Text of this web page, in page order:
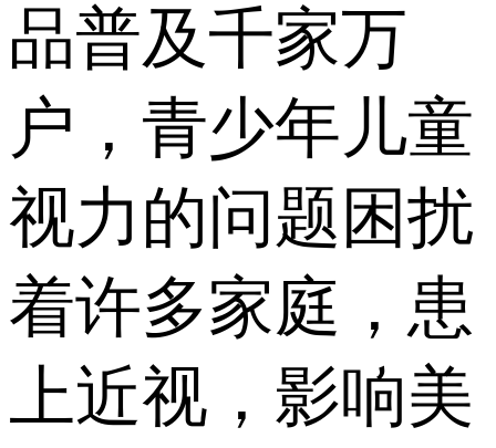
品普及千家万
户，青少年儿童
视力的问题困扰
着许多家庭，患
上近视，影响美